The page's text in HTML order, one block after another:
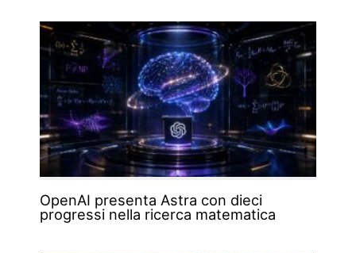
OpenAI presenta Astra con dieci
progressi nella ricerca matematica